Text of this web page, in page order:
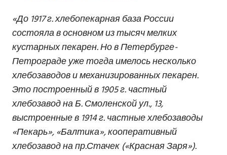
«До 1917 г. хлебопекарная база России
состояла в основном из тысяч мелких
кустарных пекарен. Но в Петербурге-
Петрограде уже тогда имелось несколько
хлебозаводов и механизированных пекарен.
Это построенный в 1905 г. частный
хлебозавод на Б. Смоленской ул., 13,
выстроенные в 1914 г. частные хлебозаводы
«Пекарь», «Балтика», кооперативный
хлебозавод на пр.Стачек («Красная Заря»).